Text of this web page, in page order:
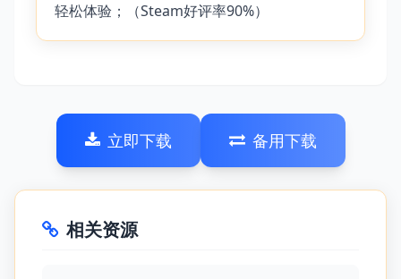
轻松体验；（Steam好评率90%）
立即下载 备用下载
相关资源